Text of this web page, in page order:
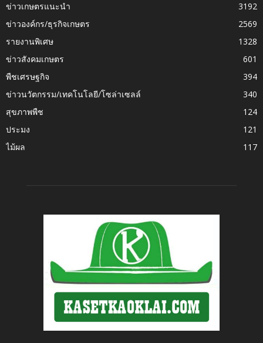
ข่าวเกษตรแนะนำ
3192
ข่าวองค์กร/ธุรกิจเกษตร
2569
รายงานพิเศษ
1328
ข่าวสังคมเกษตร
601
พืชเศรษฐกิจ
394
ข่าวนวัตกรรม/เทคโนโลยี/โซล่าเซลล์
340
สุขภาพพืช
124
ประมง
121
ไม้ผล
117